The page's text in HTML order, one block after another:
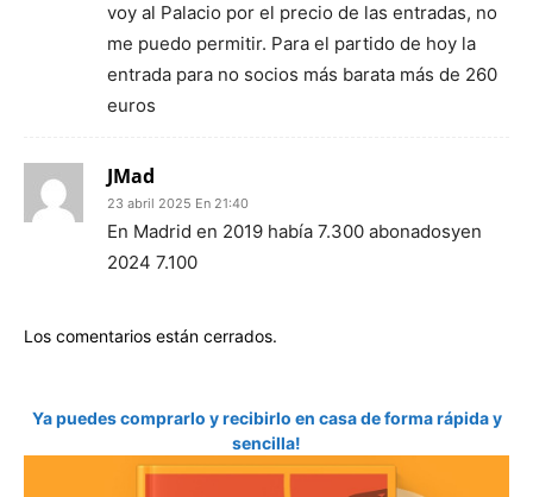
voy al Palacio por el precio de las entradas, no
me puedo permitir. Para el partido de hoy la
entrada para no socios más barata más de 260
euros
JMad
23 abril 2025 En 21:40
En Madrid en 2019 había 7.300 abonadosyen
2024 7.100
Los comentarios están cerrados.
Ya puedes comprarlo y recibirlo en casa de forma rápida y
sencilla!